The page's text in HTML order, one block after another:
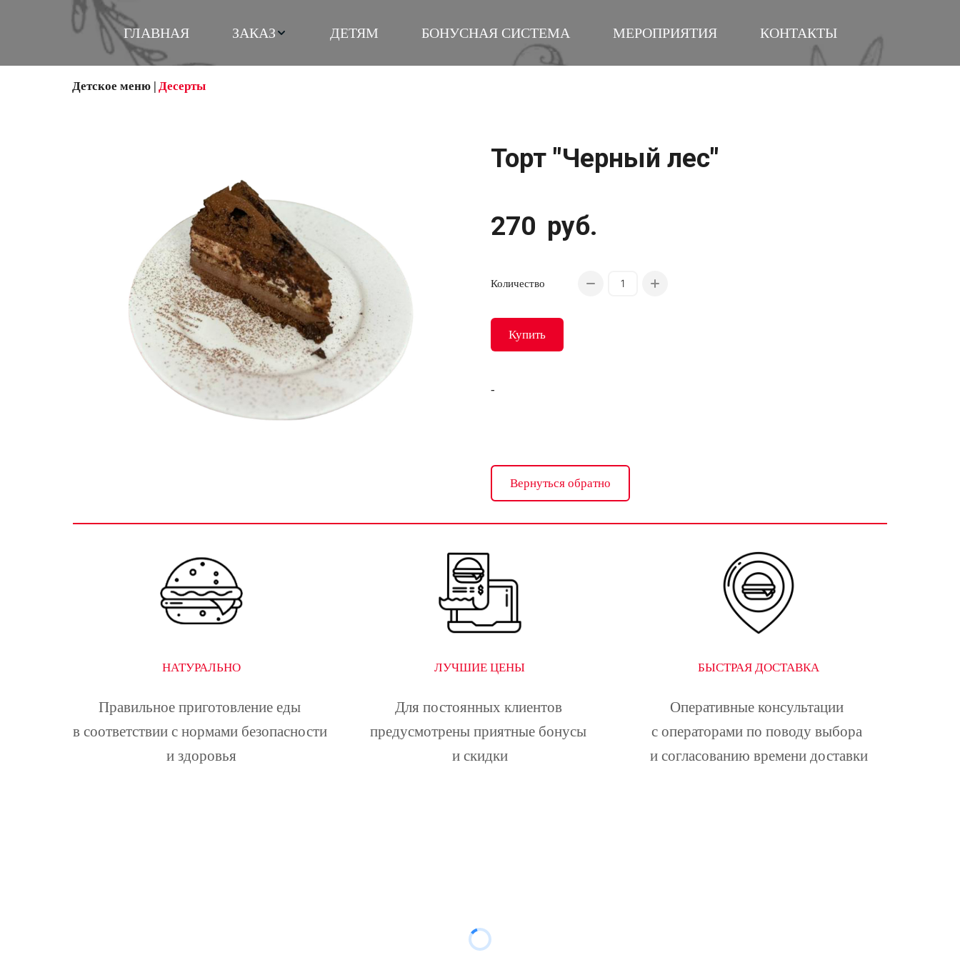
ГЛАВНАЯ ЗАКАЗ ДЕТЯМ БОНУСНАЯ СИСТЕМА МЕРОПРИЯТИЯ КОНТАКТЫ
Детское меню | Десерты
Торт "Черный лес"
270 руб.
Количество
Купить
-
Вернуться обратно
НАТУРАЛЬНО
Правильное приготовление еды
в соответствии с нормами безопасности
и здоровья
ЛУЧШИЕ ЦЕНЫ
Для постоянных клиентов
предусмотрены приятные бонусы
и скидки
БЫСТРАЯ ДОСТАВКА
Оперативные консультации
с операторами по поводу выбора
и согласованию времени доставки